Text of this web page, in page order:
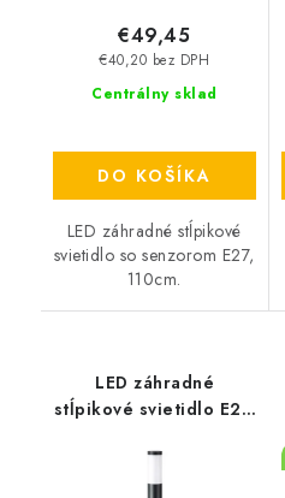
Centrálny sklad
€40,20 bez DPH
€49,45
DO KOŠÍKA
LED záhradné stĺpikové
svietidlo so senzorom E27,
110cm.
LED záhradné
stĺpikové svietidlo E27,